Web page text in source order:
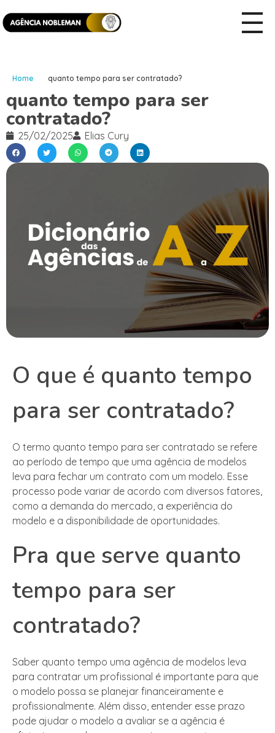
Home quanto tempo para ser contratado?
quanto tempo para ser
contratado?
25/02/2025 Elias Cury
O que é quanto tempo
para ser contratado?
O termo quanto tempo para ser contratado se refere
ao período de tempo que uma agência de modelos
leva para fechar um contrato com um modelo. Esse
processo pode variar de acordo com diversos fatores,
como a demanda do mercado, a experiência do
modelo e a disponibilidade de oportunidades.
Pra que serve quanto
tempo para ser
contratado?
Saber quanto tempo uma agência de modelos leva
para contratar um profissional é importante para que
o modelo possa se planejar financeiramente e
profissionalmente. Além disso, entender esse prazo
pode ajudar o modelo a avaliar se a agência é